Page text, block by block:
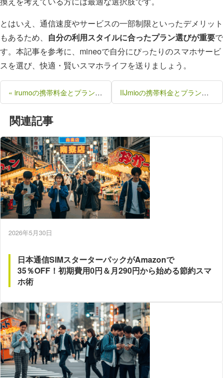
とはいえ、通信速度やサービスの一部制限といったデメリット
もあるため、 自分の利用スタイルに合ったプラン選びが重要で
す。本記事を参考に、mineoで自分にぴったりのスマホサービ
スを選び、快適・賢いスマホライフを送りましょう。
« irumoの携帯料金とプラン、メリットデメリットを解説 自分にあったプランを見つけよう IIJmioの携帯料金とプラン、メリットデメリットを解説 自分にあったプランを見つけよう »
関連記事
2026年5月30日
日本通信SIMスターターパックがAmazonで
35％OFF！初期費用0円＆月290円から始める節約スマ
ホ術